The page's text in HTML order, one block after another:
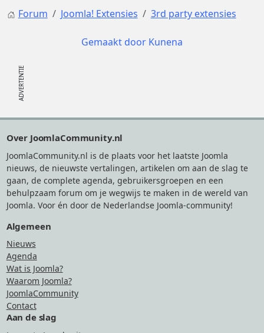
Forum Joomla! Extensies 3rd party extensies
Gemaakt door Kunena
Over JoomlaCommunity.nl
JoomlaCommunity.nl is de plaats voor het laatste Joomla
nieuws, de nieuwste vertalingen, artikelen om aan de slag te
gaan, de complete agenda, gebruikersgroepen en een
behulpzaam forum om je wegwijs te maken in de wereld van
Joomla. Voor én door de Nederlandse Joomla-community!
Algemeen
Nieuws
Agenda
Wat is Joomla?
Waarom Joomla?
JoomlaCommunity
Contact
Aan de slag